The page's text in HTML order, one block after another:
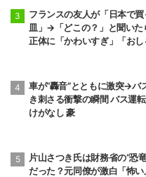
フランスの友人が「日本で
皿」→「どこの？」と聞い
正体に「かわいすぎ」「おし
車が“轟音”とともに激突→バ
き刺さる衝撃の瞬間 バス運転
けがなし 豪
片山さつき氏は財務省の“恐
だった？元同僚が激白「怖